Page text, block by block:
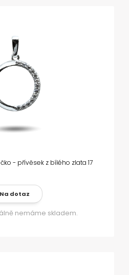
- přívěsek z bílého zlata 17
Na dotaz
nemáme skladem.